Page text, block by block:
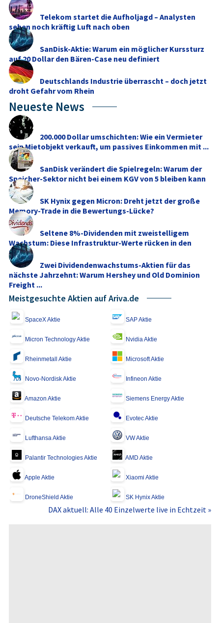
Telekom startet die Aufholjagd – Analysten
sehen noch kräftig Luft nach oben
SanDisk-Aktie: Warum ein möglicher Kurssturz
auf 20 Dollar den Bären-Case neu definiert
Deutschlands Industrie überrascht – doch jetzt
droht Gefahr vom Rhein
Neueste News
200.000 Dollar umschichten: Wie ein Vermieter
sein Mietobjekt verkauft, um passives Einkommen mit ...
SanDisk verändert die Spielregeln: Warum der
Speicher-Sektor nicht bei einem KGV von 5 bleiben kann
SK Hynix gegen Micron: Dreht jetzt der große
Memory‑Trade in die Bewertungs-Lücke?
Seltene 8%-Dividenden mit zweistelligem
Wachstum: Diese Infrastruktur-Werte rücken in den
Fokus
Zwei Dividendenwachstums-Aktien für das
nächste Jahrzehnt: Warum Hershey und Old Dominion
Freight ...
Meistgesuchte Aktien auf Ariva.de
SpaceX Aktie SAP Aktie
Micron Technology Aktie Nvidia Aktie
Rheinmetall Aktie Microsoft Aktie
Novo-Nordisk Aktie Infineon Aktie
Amazon Aktie Siemens Energy Aktie
Deutsche Telekom Aktie Evotec Aktie
Lufthansa Aktie VW Aktie
Palantir Technologies Aktie AMD Aktie
Apple Aktie Xiaomi Aktie
DroneShield Aktie SK Hynix Aktie
DAX aktuell: Alle 40 Einzelwerte live in Echtzeit »